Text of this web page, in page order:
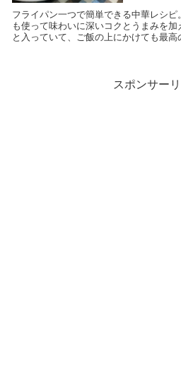
フライパン一つで簡単できる中華レシ
も使って味わいに深いコクとうまみを
と入っていて、ご飯の上にかけても最高
スポンサー